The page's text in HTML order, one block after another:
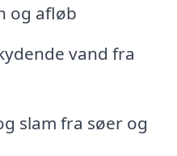
og afløb
vand fra
slam fra søer og